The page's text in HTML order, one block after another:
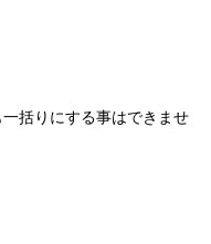
括りにする事はできませ